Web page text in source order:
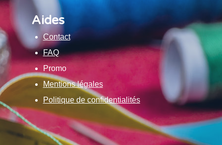
Aides
Contact
FAQ
Promo
Mentions légales
Politique de confidentialités